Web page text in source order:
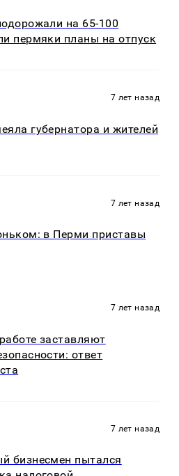
на 65-100
пермяки планы на отпуск
7 лет назад
губернатора и жителей
7 лет назад
в Перми приставы
7 лет назад
заставляют
ответ
7 лет назад
бизнесмен пытался